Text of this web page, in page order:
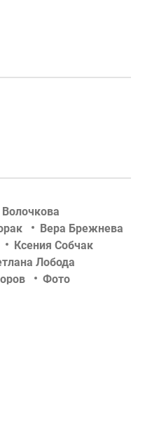
Вера Брежнева
Ксения Собчак
Лобода
Фото